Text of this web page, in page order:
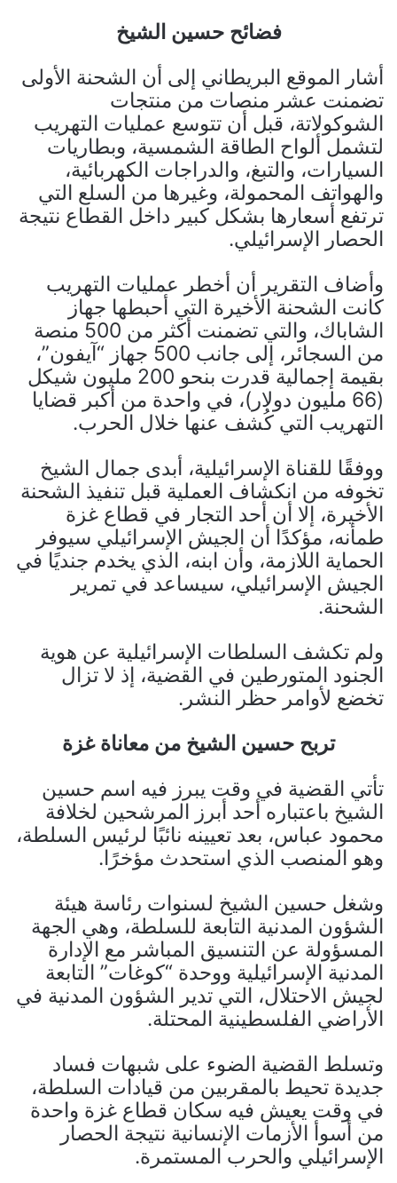
فضائح حسين الشيخ
أشار الموقع البريطاني إلى أن الشحنة الأولى
تضمنت عشر منصات من منتجات
الشوكولاتة، قبل أن تتوسع عمليات التهريب
لتشمل ألواح الطاقة الشمسية، وبطاريات
السيارات، والتبغ، والدراجات الكهربائية،
والهواتف المحمولة، وغيرها من السلع التي
ترتفع أسعارها بشكل كبير داخل القطاع نتيجة
الحصار الإسرائيلي.
وأضاف التقرير أن أخطر عمليات التهريب
كانت الشحنة الأخيرة التي أحبطها جهاز
الشاباك، والتي تضمنت أكثر من 500 منصة
من السجائر، إلى جانب 500 جهاز “آيفون”،
بقيمة إجمالية قدرت بنحو 200 مليون شيكل
(66 مليون دولار)، في واحدة من أكبر قضايا
التهريب التي كُشف عنها خلال الحرب.
ووفقًا للقناة الإسرائيلية، أبدى جمال الشيخ
تخوفه من انكشاف العملية قبل تنفيذ الشحنة
الأخيرة، إلا أن أحد التجار في قطاع غزة
طمأنه، مؤكدًا أن الجيش الإسرائيلي سيوفر
الحماية اللازمة، وأن ابنه، الذي يخدم جنديًا في
الجيش الإسرائيلي، سيساعد في تمرير
الشحنة.
ولم تكشف السلطات الإسرائيلية عن هوية
الجنود المتورطين في القضية، إذ لا تزال
تخضع لأوامر حظر النشر.
تربح حسين الشيخ من معاناة غزة
تأتي القضية في وقت يبرز فيه اسم حسين
الشيخ باعتباره أحد أبرز المرشحين لخلافة
محمود عباس، بعد تعيينه نائبًا لرئيس السلطة،
وهو المنصب الذي استحدث مؤخرًا.
وشغل حسين الشيخ لسنوات رئاسة هيئة
الشؤون المدنية التابعة للسلطة، وهي الجهة
المسؤولة عن التنسيق المباشر مع الإدارة
المدنية الإسرائيلية ووحدة “كوغات” التابعة
لجيش الاحتلال، التي تدير الشؤون المدنية في
الأراضي الفلسطينية المحتلة.
وتسلط القضية الضوء على شبهات فساد
جديدة تحيط بالمقربين من قيادات السلطة،
في وقت يعيش فيه سكان قطاع غزة واحدة
من أسوأ الأزمات الإنسانية نتيجة الحصار
الإسرائيلي والحرب المستمرة.